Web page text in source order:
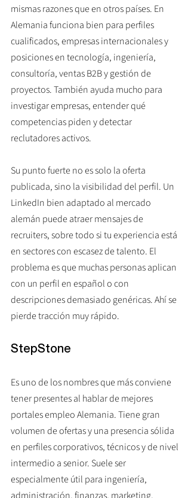
mismas razones que en otros países. En
Alemania funciona bien para perfiles
cualificados, empresas internacionales y
posiciones en tecnología, ingeniería,
consultoría, ventas B2B y gestión de
proyectos. También ayuda mucho para
investigar empresas, entender qué
competencias piden y detectar
reclutadores activos.
Su punto fuerte no es solo la oferta
publicada, sino la visibilidad del perfil. Un
LinkedIn bien adaptado al mercado
alemán puede atraer mensajes de
recruiters, sobre todo si tu experiencia está
en sectores con escasez de talento. El
problema es que muchas personas aplican
con un perfil en español o con
descripciones demasiado genéricas. Ahí se
pierde tracción muy rápido.
StepStone
Es uno de los nombres que más conviene
tener presentes al hablar de mejores
portales empleo Alemania. Tiene gran
volumen de ofertas y una presencia sólida
en perfiles corporativos, técnicos y de nivel
intermedio a senior. Suele ser
especialmente útil para ingeniería,